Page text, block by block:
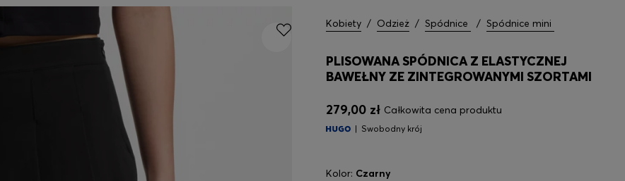
Kobiety / Odzież / Spódnice / Spódnice mini
PLISOWANA SPÓDNICA Z ELASTYCZNEJ
BAWEŁNY ZE ZINTEGROWANYMI SZORTAMI
279,00 zł Całkowita cena produktu
Swobodny krój
Kolor: Czarny